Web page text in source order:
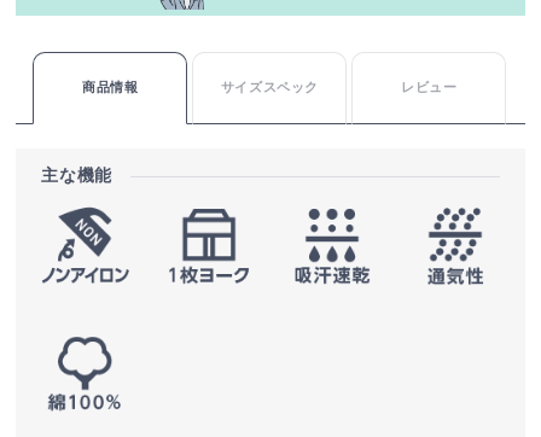
商品情報 サイズスペック レビュー
主な機能